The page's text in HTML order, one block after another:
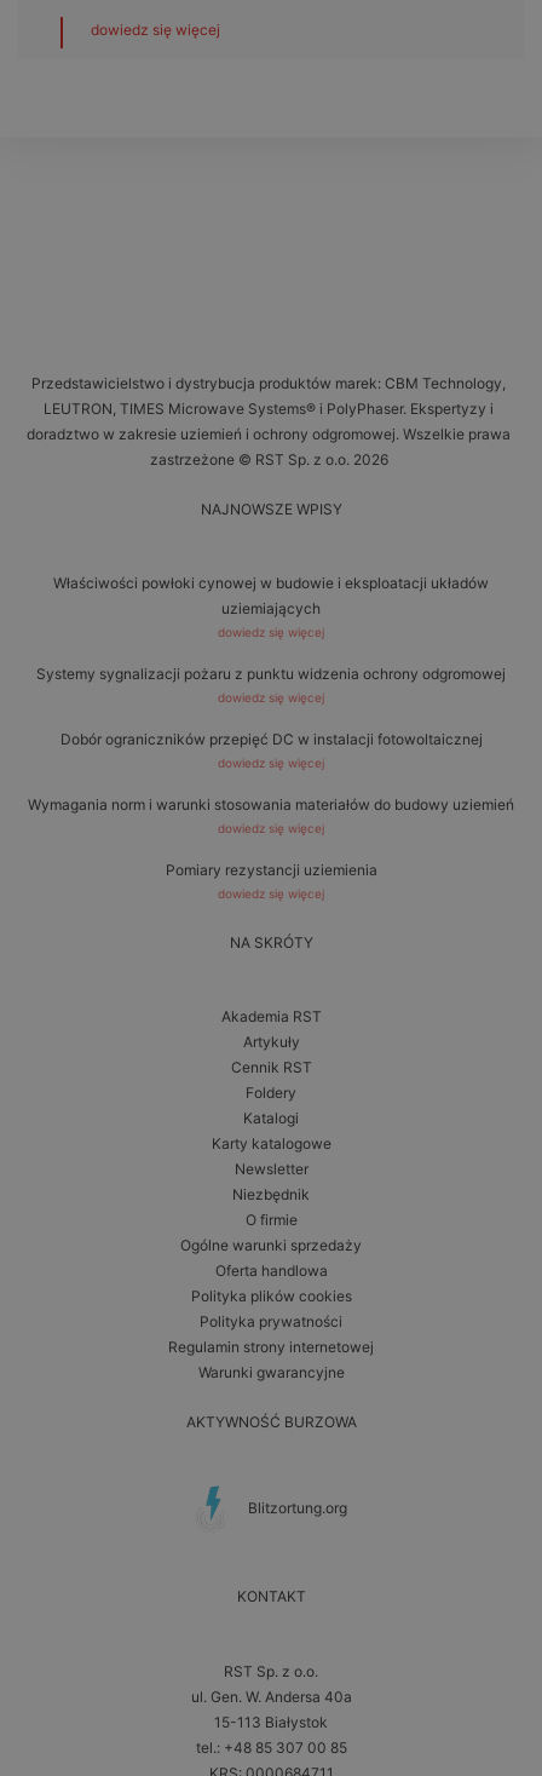
dowiedz się więcej
Przedstawicielstwo i dystrybucja produktów marek: CBM Technology,
LEUTRON, TIMES Microwave Systems® i PolyPhaser. Ekspertyzy i
doradztwo w zakresie uziemień i ochrony odgromowej. Wszelkie prawa
zastrzeżone © RST Sp. z o.o. 2026
NAJNOWSZE WPISY
Właściwości powłoki cynowej w budowie i eksploatacji układów
uziemiających
dowiedz się więcej
Systemy sygnalizacji pożaru z punktu widzenia ochrony odgromowej
dowiedz się więcej
Dobór ograniczników przepięć DC w instalacji fotowoltaicznej
dowiedz się więcej
Wymagania norm i warunki stosowania materiałów do budowy uziemień
dowiedz się więcej
Pomiary rezystancji uziemienia
dowiedz się więcej
NA SKRÓTY
Akademia RST
Artykuły
Cennik RST
Foldery
Katalogi
Karty katalogowe
Newsletter
Niezbędnik
O firmie
Ogólne warunki sprzedaży
Oferta handlowa
Polityka plików cookies
Polityka prywatności
Regulamin strony internetowej
Warunki gwarancyjne
AKTYWNOŚĆ BURZOWA
Blitzortung.org
KONTAKT
RST Sp. z o.o.
ul. Gen. W. Andersa 40a
15-113 Białystok
tel.: +48 85 307 00 85